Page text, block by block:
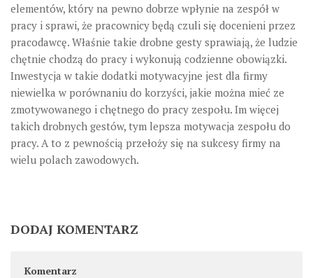
elementów, który na pewno dobrze wpłynie na zespół w
pracy i sprawi, że pracownicy będą czuli się docenieni przez
pracodawcę. Właśnie takie drobne gesty sprawiają, że ludzie
chętnie chodzą do pracy i wykonują codzienne obowiązki.
Inwestycja w takie dodatki motywacyjne jest dla firmy
niewielka w porównaniu do korzyści, jakie można mieć ze
zmotywowanego i chętnego do pracy zespołu. Im więcej
takich drobnych gestów, tym lepsza motywacja zespołu do
pracy. A to z pewnością przełoży się na sukcesy firmy na
wielu polach zawodowych.
DODAJ KOMENTARZ
Komentarz